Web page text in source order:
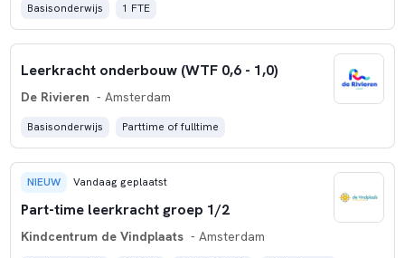
Basisonderwijs 1 FTE
Leerkracht onderbouw (WTF 0,6 - 1,0)
De Rivieren - Amsterdam
Basisonderwijs Parttime of fulltime
NIEUW Vandaag geplaatst
Part-time leerkracht groep 1/2
Kindcentrum de Vindplaats - Amsterdam